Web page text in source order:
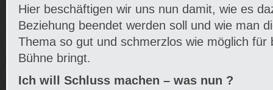
Hier beschäftigen wir uns nun damit, wie es
Beziehung beendet werden soll und wie man
Thema so gut und schmerzlos wie möglich für
Bühne bringt.
Ich will Schluss machen – was nun ?